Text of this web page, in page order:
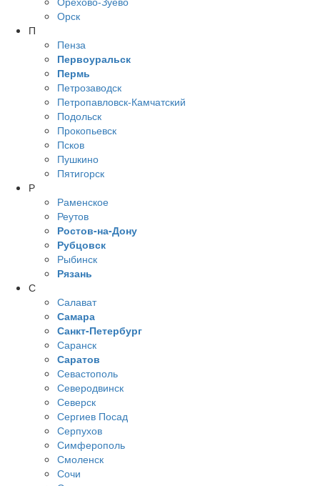
Орск
П
Пенза
Первоуральск
Пермь
Петрозаводск
Петропавловск-Камчатский
Подольск
Прокопьевск
Псков
Пушкино
Пятигорск
Р
Раменское
Реутов
Ростов-на-Дону
Рубцовск
Рыбинск
Рязань
С
Салават
Самара
Санкт-Петербург
Саранск
Саратов
Севастополь
Северодвинск
Северск
Сергиев Посад
Серпухов
Симферополь
Смоленск
Сочи